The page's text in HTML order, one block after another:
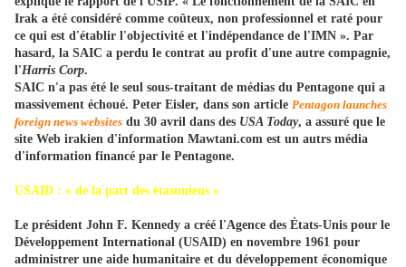
Irak a été considéré comme coûteux, non professionnel et raté pour
ce qui est d'établir l'objectivité et l'indépendance de l'IMN ». Par
hasard, la SAIC a perdu le contrat au profit d'une autre compagnie,
l'Harris Corp.
SAIC n'a pas été le seul sous-traitant de médias du Pentagone qui a
massivement échoué. Peter Eisler, dans son article Pentagon launches
foreign news websites du 30 avril dans des USA Today, a assuré que le
site Web irakien d'information Mawtani.com est un autrs média
d'information financé par le Pentagone.
USAID : « de la part des étasuniens »
Le président John F. Kennedy a créé l'Agence des États-Unis pour le
Développement International (USAID) en novembre 1961 pour
administrer une aide humanitaire et du développement économique